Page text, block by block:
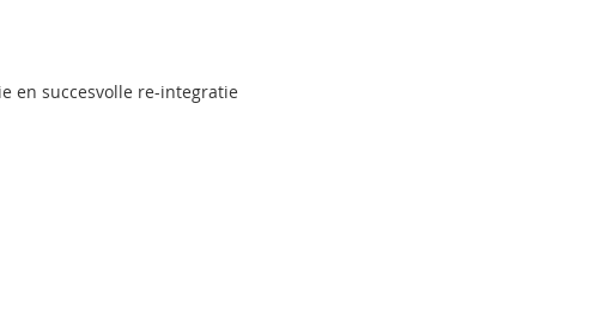
en succesvolle re-integratie